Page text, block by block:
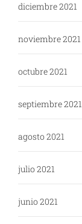
diciembre 2021
noviembre 2021
octubre 2021
septiembre 2021
agosto 2021
julio 2021
junio 2021